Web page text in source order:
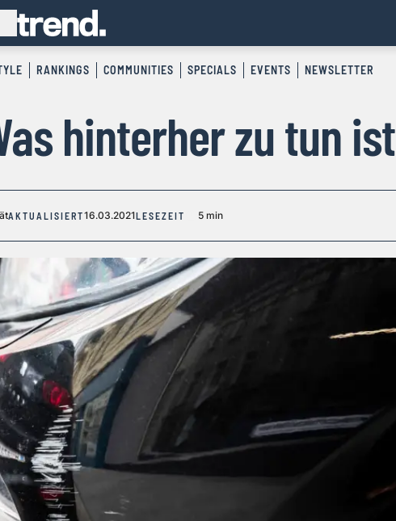
RANKINGS COMMUNITIES SPECIALS EVENTS NEWSLETTER
hinterher zu tun ist
AKTUALISIERT16.03.2021LESEZEIT 5 min